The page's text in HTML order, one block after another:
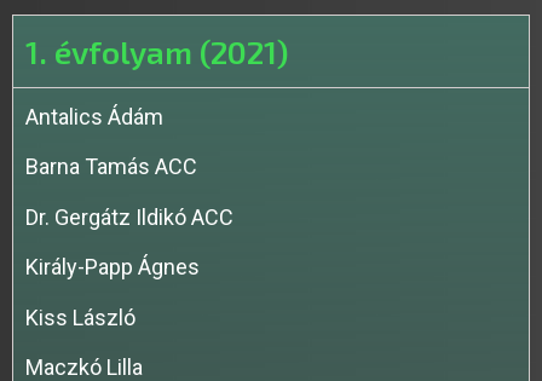
1. évfolyam (2021)
Antalics Ádám
Barna Tamás ACC
Dr. Gergátz Ildikó ACC
Király-Papp Ágnes
Kiss László
Maczkó Lilla